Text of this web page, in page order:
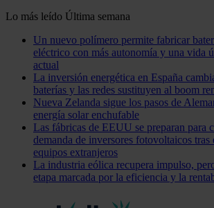
Lo más leído Última semana
Un nuevo polímero permite fabricar
eléctrico con más autonomía y una vida
actual
La inversión energética en España
baterías y las redes sustituyen al boom
Nueva Zelanda sigue los pasos de
energía solar enchufable
Las fábricas de EEUU se preparan para
demanda de inversores fotovoltaicos
equipos extranjeros
La industria eólica recupera impulso,
etapa marcada por la eficiencia y la